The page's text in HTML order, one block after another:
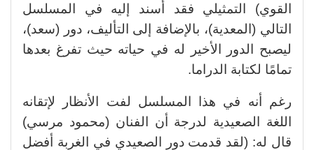
القوي) التمثيلي فقد أسند إليه في المسلسل
التالي (المعدية)، بالإضافة إلى التأليف، دور (سعد)،
ليصبح الدور الأخير له في حياته حيث تفرغ بعدها
تمامًا لكتابة الدراما.
رغم أنه في هذا المسلسل لفت الأنظار لإتقانه
اللغة الصعيدية لدرجة أن الفنان (محمود مرسي)
قال له: (لقد قدمت دور الصعيدي في الغربة أفضل